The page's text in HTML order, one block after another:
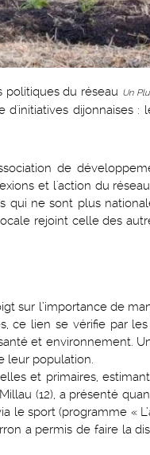
du réseau Un
dijonnaises :
de
et l'action du
qui ne sont plus
rejoint celle des
sur l’importance de
ce lien se vérifie par
et environnement.
leur population.
et primaires,
(12), a présenté
le sport (programme «
a permis de faire la